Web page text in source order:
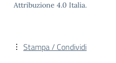
Attribuzione 4.0 Italia.
Stampa / Condividi